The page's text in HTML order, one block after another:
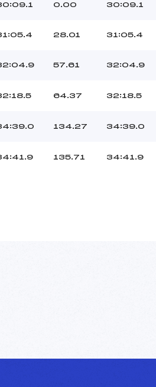
0.00 30:09.1
28.01 31:05.4
57.61 32:04.9
64.37 32:18.5
134.27 34:39.0
135.71 34:41.9